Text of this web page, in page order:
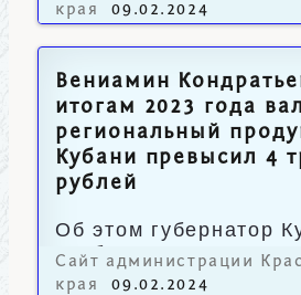
края
09.02.2024
Вениамин
итогам 2023 года
региональный
Кубани превысил 4
рублей
Об этом губернатор
сообщил
Сайт администрации
края
09.02.2024